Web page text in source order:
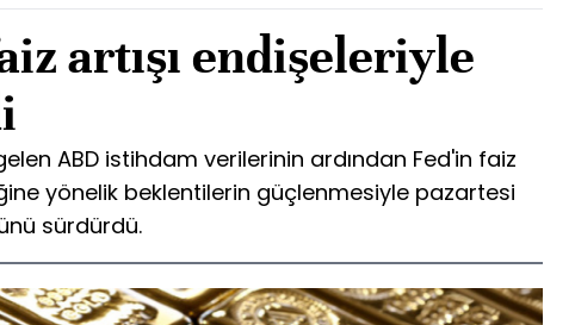
artışı endişeleriyle
ABD istihdam verilerinin ardından Fed'in faiz
yönelik beklentilerin güçlenmesiyle pazartesi
sürdürdü.